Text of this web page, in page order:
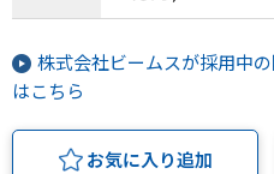
株式会社ビームスが採用中
はこちら
お気に入り追加